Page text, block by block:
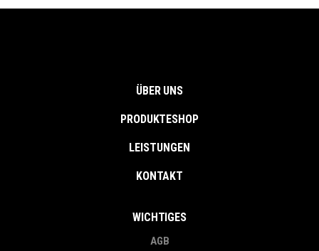
ÜBER UNS
PRODUKTESHOP
LEISTUNGEN
KONTAKT
WICHTIGES
AGB